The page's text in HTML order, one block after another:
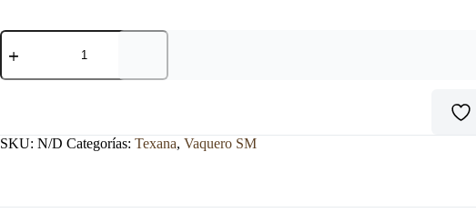
TEXANA
VAQUERO
ROPER
SKU: N/D Categorías: Texana, Vaquero SM